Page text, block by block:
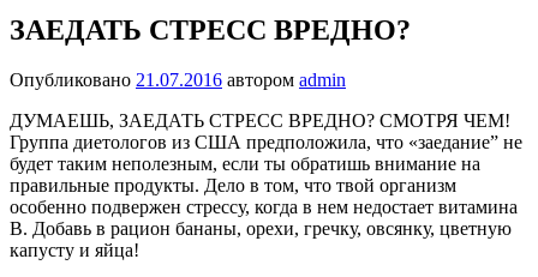
ЗАЕДАТЬ СТРЕСС ВРЕДНО?
Опубликовано 21.07.2016 автором admin
ДУМАЕШЬ, ЗАЕДАТЬ СТРЕСС ВРЕДНО? СМОТРЯ ЧЕМ!
Группа диетологов из США предположи­ла, что «заедание” не
будет таким неполезным, если ты обра­тишь внимание на
правильные продукты. Дело в том, что твой организм
особенно подвержен стрессу, когда в нем недоста­ет витамина
В. Добавь в рацион бананы, орехи, гречку, овсян­ку, цветную
капусту и яйца!